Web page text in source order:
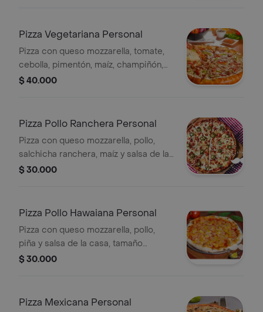
Pizza Vegetariana Personal
Pizza con queso mozzarella, tomate,
cebolla, pimentón, maíz, champiñón,
aceitunas negras y salsa de la casa,
$ 40.000
Pizza Pollo Ranchera Personal
Pizza con queso mozzarella, pollo,
salchicha ranchera, maíz y salsa de la
casa, tamaño personal, 4 porciones.
$ 30.000
Pizza Pollo Hawaiana Personal
Pizza con queso mozzarella, pollo,
piña y salsa de la casa, tamaño
personal, 4 porciones.
$ 30.000
Pizza Mexicana Personal